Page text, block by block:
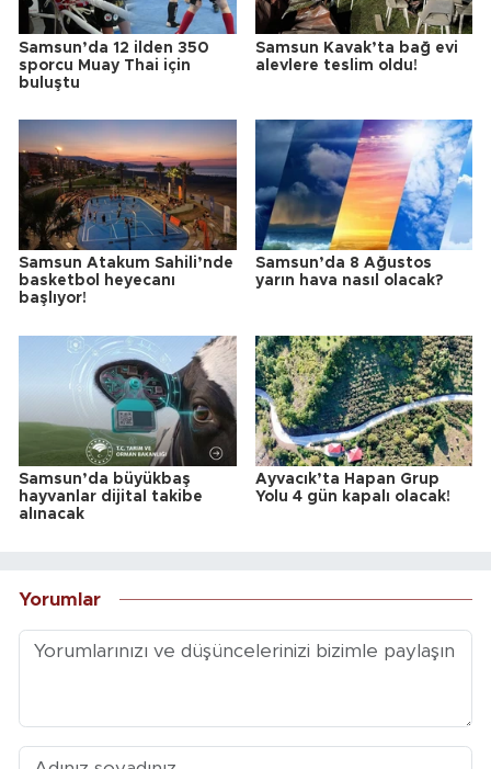
Samsun’da 12 ilden 350
sporcu Muay Thai için
buluştu
Samsun Kavak’ta bağ evi
alevlere teslim oldu!
Samsun Atakum Sahili’nde
basketbol heyecanı
başlıyor!
Samsun’da 8 Ağustos
yarın hava nasıl olacak?
Samsun’da büyükbaş
hayvanlar dijital takibe
alınacak
Ayvacık’ta Hapan Grup
Yolu 4 gün kapalı olacak!
Yorumlar